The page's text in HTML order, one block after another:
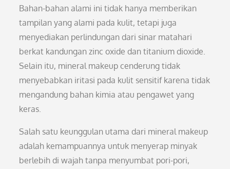
Bahan-bahan alami ini tidak hanya memberikan
tampilan yang alami pada kulit, tetapi juga
menyediakan perlindungan dari sinar matahari
berkat kandungan zinc oxide dan titanium dioxide.
Selain itu, mineral makeup cenderung tidak
menyebabkan iritasi pada kulit sensitif karena tidak
mengandung bahan kimia atau pengawet yang
keras.
Salah satu keunggulan utama dari mineral makeup
adalah kemampuannya untuk menyerap minyak
berlebih di wajah tanpa menyumbat pori-pori,